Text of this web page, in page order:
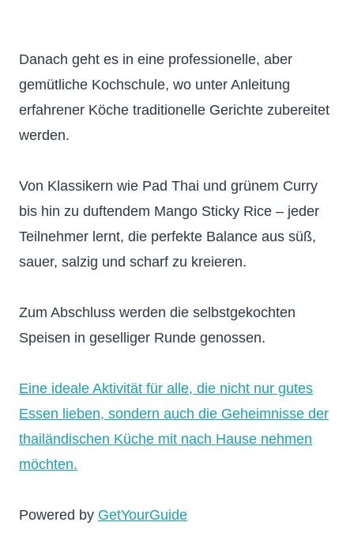
Danach geht es in eine professionelle, aber
gemütliche Kochschule, wo unter Anleitung
erfahrener Köche traditionelle Gerichte zubereitet
werden.
Von Klassikern wie Pad Thai und grünem Curry
bis hin zu duftendem Mango Sticky Rice – jeder
Teilnehmer lernt, die perfekte Balance aus süß,
sauer, salzig und scharf zu kreieren.
Zum Abschluss werden die selbstgekochten
Speisen in geselliger Runde genossen.
Eine ideale Aktivität für alle, die nicht nur gutes
Essen lieben, sondern auch die Geheimnisse der
thailändischen Küche mit nach Hause nehmen
möchten.
Powered by GetYourGuide